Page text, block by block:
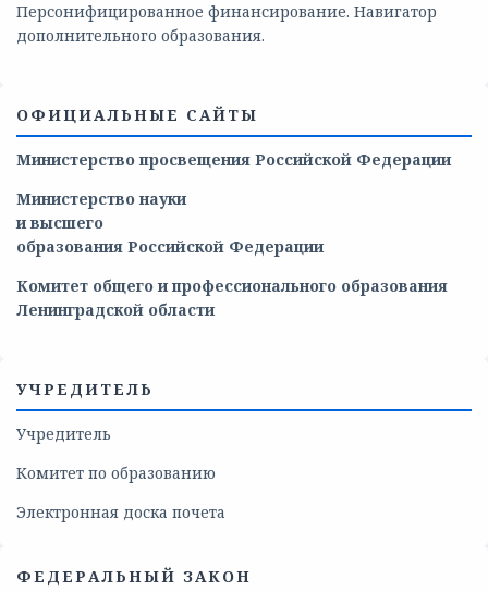
Персонифицированное финансирование. Навигатор
дополнительного образования.
ОФИЦИАЛЬНЫЕ САЙТЫ
Министерство просвещения Российской Федерации
Министерство науки
и высшего
образования Российской Федерации
Комитет общего и профессионального образования
Ленинградской области
УЧРЕДИТЕЛЬ
Учредитель
Комитет по образованию
Электронная доска почета
ФЕДЕРАЛЬНЫЙ ЗАКОН